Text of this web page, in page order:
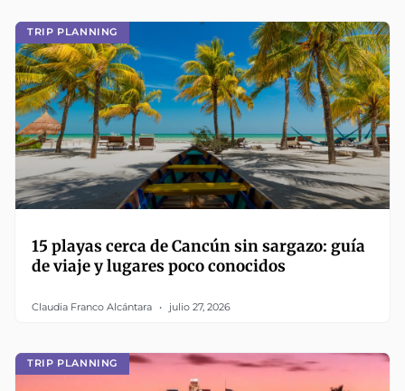
TRIP PLANNING
15 playas cerca de Cancún sin sargazo: guía
de viaje y lugares poco conocidos
Claudia Franco Alcántara julio 27, 2026
TRIP PLANNING